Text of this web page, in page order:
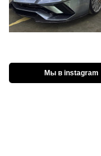
Мы в instagram